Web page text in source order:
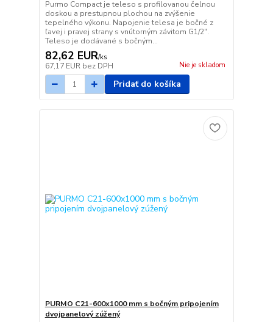
Purmo Compact je teleso s profilovanou čelnou
doskou a prestupnou plochou na zvýšenie
tepelného výkonu. Napojenie telesa je bočné z
ľavej i pravej strany s vnútorným závitom G1/2".
Teleso je dodávané s bočným...
82,62 EUR/ks
67,17 EUR bez DPH Nie je skladom
Pridať do košíka
PURMO C21-600x1000 mm s bočným pripojením
dvojpanelový zúžený